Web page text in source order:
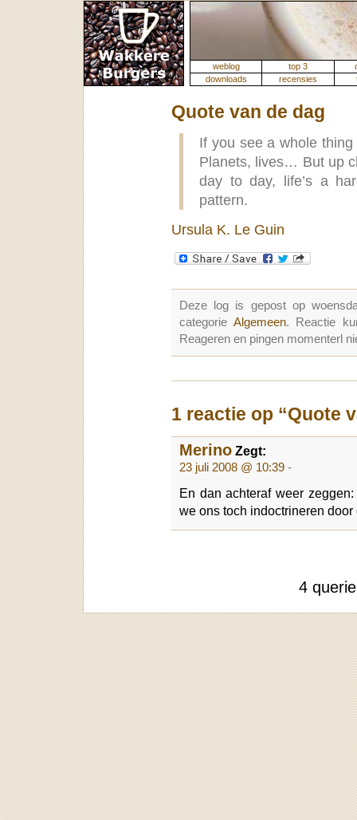
weblog top 3
downloads
recensies
Quote van de dag
If you see a whole
Planets, lives… But up
day to day, life’s a
pattern.
Ursula K. Le Guin
Deze log is gepost op
categorie Algemeen. Reactie
Reageren en pingen momenterl
1 reactie op “Quote
Merino Zegt:
23 juli 2008 @ 10:39 -
En dan achteraf weer
we ons toch indoctrineren
4